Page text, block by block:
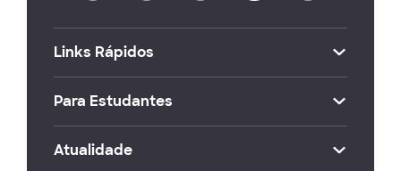
Links Rápidos
Para Estudantes
Atualidade